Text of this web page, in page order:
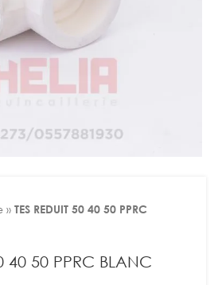
» TES REDUIT 50 40 50 PPRC
40 50 PPRC BLANC